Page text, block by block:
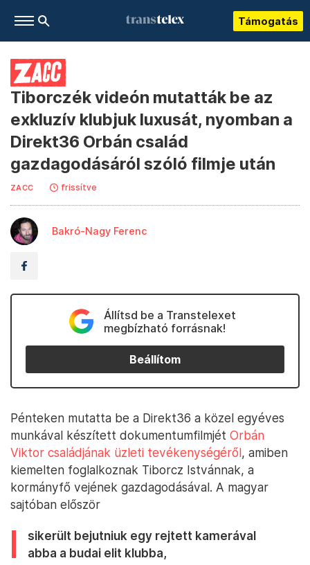
Támogatás
Tiborczék videón mutatták be az
exkluzív klubjuk luxusát, nyomban a
Direkt36 Orbán család
gazdagodásáról szóló filmje után
ZACC frissítve
Bakró-Nagy Ferenc
Állítsd be a Transtelexet
megbízható forrásnak!
Beállítom
Pénteken mutatta be a Direkt36 a közel egyéves
munkával készített dokumentumfilmjét Orbán
Viktor családjának üzleti tevékenységéről, amiben
kiemelten foglalkoznak Tiborcz Istvánnak, a
kormányfő vejének gazdagodásával. A magyar
sajtóban először
sikerült bejutniuk egy rejtett kamerával
abba a budai elit klubba,